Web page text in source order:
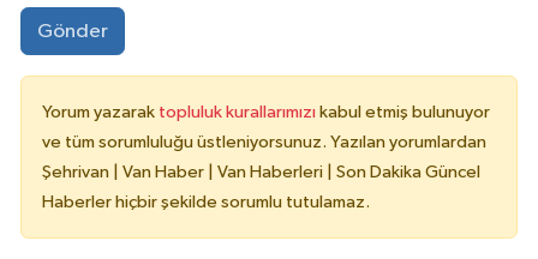
Gönder
Yorum yazarak topluluk kurallarımızı kabul etmiş bulunuyor
ve tüm sorumluluğu üstleniyorsunuz. Yazılan yorumlardan
Şehrivan | Van Haber | Van Haberleri | Son Dakika Güncel
Haberler hiçbir şekilde sorumlu tutulamaz.